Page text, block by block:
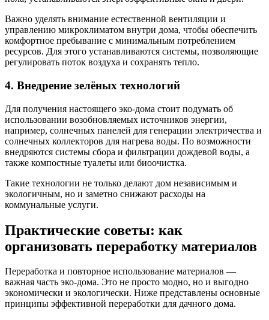
Важно уделять внимание естественной вентиляции и
управлению микроклиматом внутри дома, чтобы обеспечить
комфортное пребывание с минимальным потреблением
ресурсов. Для этого устанавливаются системы, позволяющие
регулировать поток воздуха и сохранять тепло.
4. Внедрение зелёных технологий
Для получения настоящего эко-дома стоит подумать об
использовании возобновляемых источников энергии,
например, солнечных панелей для генерации электричества и
солнечных коллекторов для нагрева воды. По возможности
внедряются системы сбора и фильтрации дождевой воды, а
также компостные туалеты или биоочистка.
Такие технологии не только делают дом независимым и
экологичным, но и заметно снижают расходы на
коммунальные услуги.
Практические советы: как
организовать переработку материалов
Переработка и повторное использование материалов —
важная часть эко-дома. Это не просто модно, но и выгодно
экономически и экологически. Ниже представлены основные
принципы эффективной переработки для дачного дома.